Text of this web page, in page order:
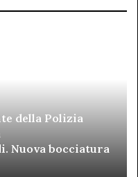
della Polizia
Nuova bocciatura